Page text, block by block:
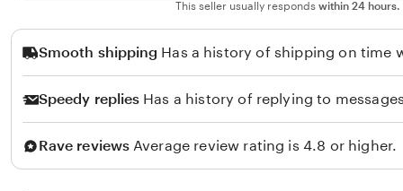
This seller usually responds within 24 hours.
Smooth shipping Has a history of shipping on time
Speedy replies Has a history of replying to
Rave reviews Average review rating is 4.8 or higher.